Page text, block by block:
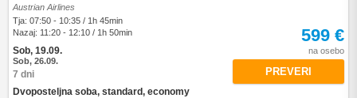
Austrian Airlines
Tja: 07:50 - 10:35 / 1h 45min
Nazaj: 11:20 - 12:10 / 1h 50min
Sob, 19.09.
Sob, 26.09.
7 dni
Dvoposteljna soba, standard, economy
599 €
na osebo
PREVERI